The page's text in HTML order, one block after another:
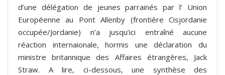
d’une délégation de jeunes parrainés par l’ Union
Européenne au Pont Allenby (frontière Cisjordanie
occupée/Jordanie) n’a jusqu’ici entraîné aucune
réaction internaionale, hormis une déclaration du
ministre britannique des Affaires étrangères, Jack
Straw. A lire, ci-dessous, une synthèse des